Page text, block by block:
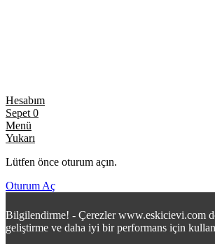
Hesabım
Sepet 0
Menü
Yukarı
Lütfen önce oturum açın.
Oturum Aç
Bilgilendirme! - Çerezler www.eskicievi.com
geliştirme ve daha iyi bir performans için